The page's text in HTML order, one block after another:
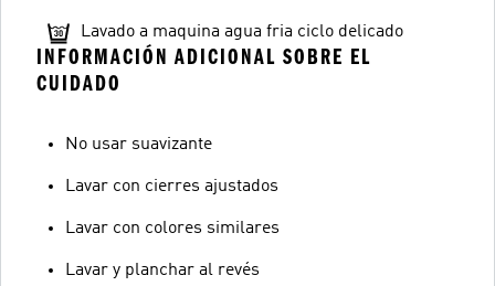
Lavado a maquina agua fria ciclo delicado
INFORMACIÓN ADICIONAL SOBRE EL
CUIDADO
No usar suavizante
Lavar con cierres ajustados
Lavar con colores similares
Lavar y planchar al revés